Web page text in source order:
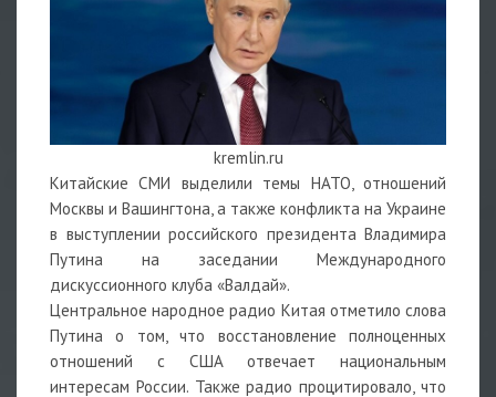
kremlin.ru
Китайские СМИ выделили темы НАТО, отношений
Москвы и Вашингтона, а также конфликта на Украине
в выступлении российского президента Владимира
Путина на заседании Международного
дискуссионного клуба «Валдай».
Центральное народное радио Китая отметило слова
Путина о том, что восстановление полноценных
отношений с США отвечает национальным
интересам России. Также радио процитировало, что